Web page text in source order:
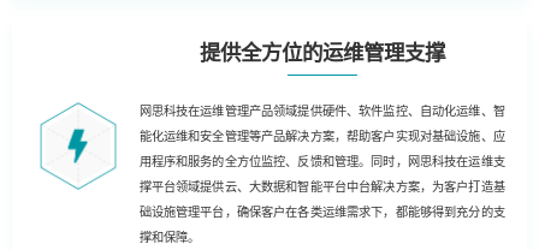
提供全方位的运维管理支撑
网思科技在运维管理产品领域提供硬件、软件监控、自动化运维、智
能化运维和安全管理等产品解决方案，帮助客户实现对基础设施、应
用程序和服务的全方位监控、反馈和管理。同时，网思科技在运维支
撑平台领域提供云、大数据和智能平台中台解决方案，为客户打造基
础设施管理平台，确保客户在各类运维需求下，都能够得到充分的支
撑和保障。